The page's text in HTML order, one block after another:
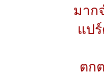
มาก
แป
ตก